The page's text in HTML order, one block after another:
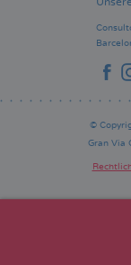
©
Gran Via
de